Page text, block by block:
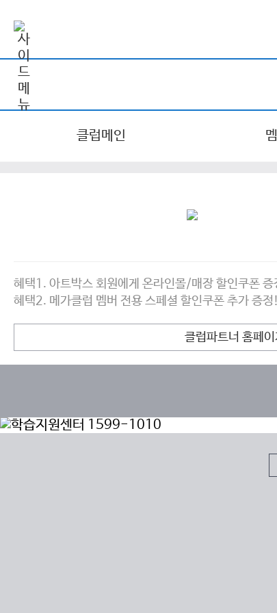
클럽메인
혜택1. 아트박스 회원에게 온라인몰/매장 할인쿠폰 증
혜택2. 메가클럽 멤버 전용 스페셜 할인쿠폰 추가 증정!
클럽파트너 홈페이